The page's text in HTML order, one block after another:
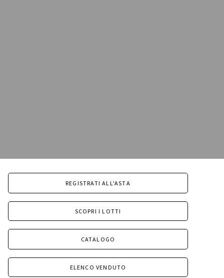
REGISTRATI ALL'ASTA
SCOPRI I LOTTI
CATALOGO
ELENCO VENDUTO